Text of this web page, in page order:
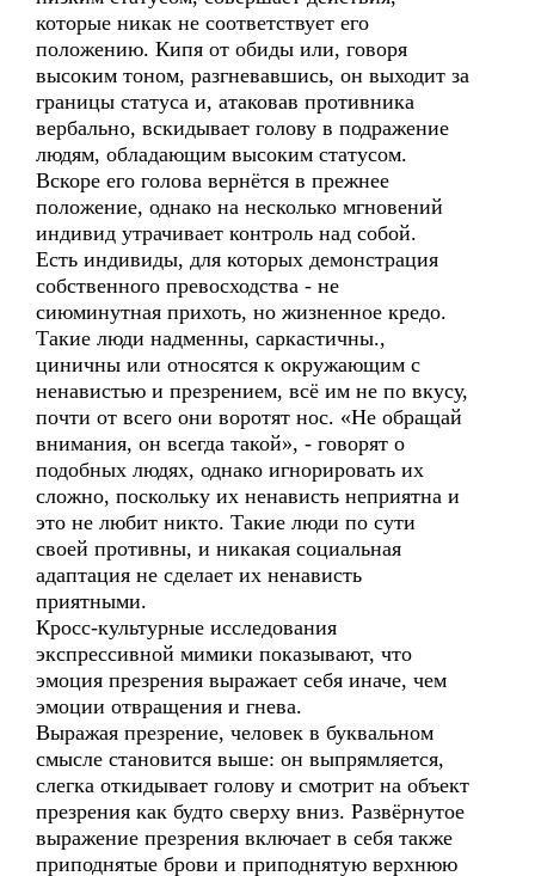
которые никак не соответствует его
положению. Кипя от обиды или, говоря
высоким тоном, разгневавшись, он выходит за
границы статуса и, атаковав противника
вербально, вскидывает голову в подражение
людям, обладающим высоким статусом.
Вскоре его голова вернётся в прежнее
положение, однако на несколько мгновений
индивид утрачивает контроль над собой.
Есть индивиды, для которых демонстрация
собственного превосходства - не
сиюминутная прихоть, но жизненное кредо.
Такие люди надменны, саркастичны.,
циничны или относятся к окружающим с
ненавистью и презрением, всё им не по вкусу,
почти от всего они воротят нос. «Не обращай
внимания, он всегда такой», - говорят о
подобных людях, однако игнорировать их
сложно, поскольку их ненависть неприятна и
это не любит никто. Такие люди по сути
своей противны, и никакая социальная
адаптация не сделает их ненависть
приятными.
Кросс-культурные исследования
экспрессивной мимики показывают, что
эмоция презрения выражает себя иначе, чем
эмоции отвращения и гнева.
Выражая презрение, человек в буквальном
смысле становится выше: он выпрямляется,
слегка откидывает голову и смотрит на объект
презрения как будто сверху вниз. Развёрнутое
выражение презрения включает в себя также
приподнятые брови и приподнятую верхнюю